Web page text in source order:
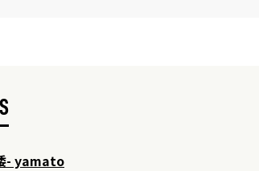
- yamato